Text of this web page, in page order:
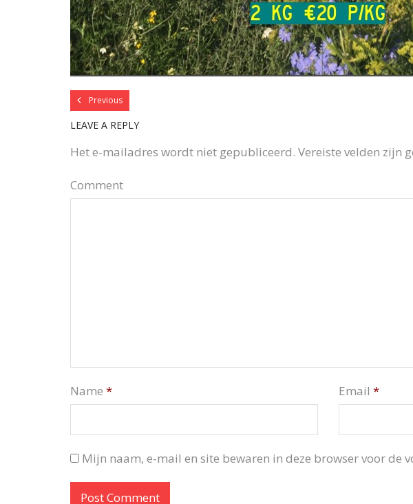
Previous
LEAVE A REPLY
Het e-mailadres wordt niet gepubliceerd. Vereiste velden zijn
Comment
Name * Email *
Mijn naam, e-mail en site bewaren in deze browser voor de